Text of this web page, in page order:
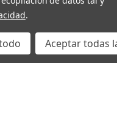
.
Aceptar todas